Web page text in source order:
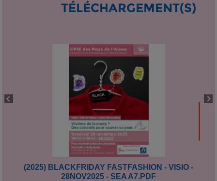
TÉLÉCHARGEMENT(S)
(2025) BLACKFRIDAY FASTFASHION - VISIO -
28NOV2025 - SEA A7.PDF